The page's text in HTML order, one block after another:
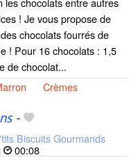
! Je vous propose de
chocolats fourrés de
! Pour 16 chocolats : 1,5
de chocolat...
Crèmes
-
Biscuits Gourmands
00:08